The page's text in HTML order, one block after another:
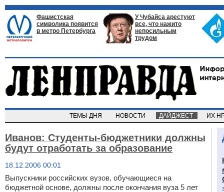
Фашистская
символика появится
в метро Петербурга
У Чубайса арестуют
все, что нажито
непосильным
трудом
ТЕМЫ ДНЯ НОВОСТИ ДАЙДЖЕСТ ИХ
Иванов: Студенты-бюджетники должны
будут отработать за образование
18.12.2006 00:01
Выпускники российских вузов, обучающиеся на
бюджетной основе, должны после окончания вуза 5 лет